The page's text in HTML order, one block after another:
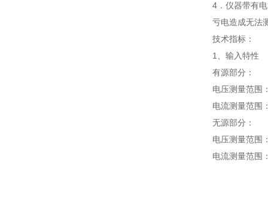
4．仪器带有
亏电造成无法
技术指标：
1、输入特性
有源部分：
电压测量范围
电流测量范围
无源部分：
电压测量范围
电流测量范围